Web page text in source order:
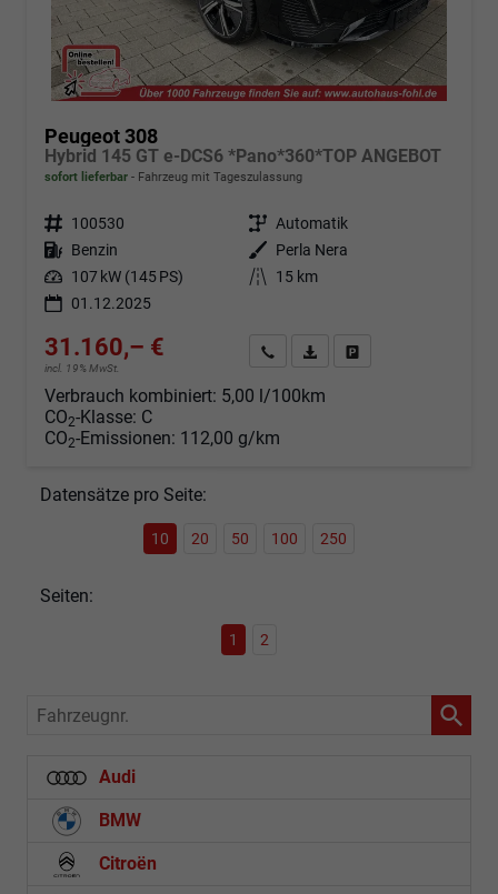
Peugeot 308
Hybrid 145 GT e-DCS6 *Pano*360*TOP ANGEBOT
sofort lieferbar Fahrzeug mit Tageszulassung
Fahrzeugnr. 100530 Getriebe Automatik
Kraftstoff Benzin Außenfarbe
Perla Nera
Leistung 107 kW (145 PS) Kilometerstand
15 km
01.12.2025
31.160,– €
incl. 19% MwSt.
Angebot anfordern
Fahrzeugexpose (PDF)
Verbrauch kombiniert: 5,00 l/100km
CO2-Klasse: C
CO2-Emissionen: 112,00 g/km
Datensätze pro Seite:
10 20 50 100 250
Seiten:
1 2
Fahrzeugnr.
Audi
BMW
Citroën